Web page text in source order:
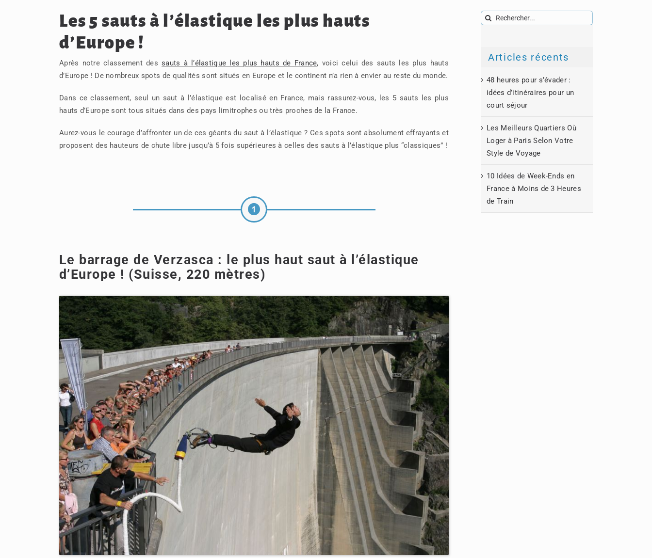
Les 5 sauts à l’élastique les plus hauts
d’Europe !
Après notre classement dessauts à l’élastique les plus hauts de France, voici celui des sauts les plus hauts
d’Europe ! De nombreux spots de qualités sont situés en Europe et le continent n’a rien à envier au reste du monde.
Dans ce classement, seul un saut à l’élastique est localisé en France, mais rassurez-vous, les 5 sauts les plus
hauts d’Europe sont tous situés dans des pays limitrophes ou très proches de la France.
Aurez-vous le courage d’affronter un de ces géants du saut à l’élastique ? Ces spots sont absolument effrayants et
proposent des hauteurs de chute libre jusqu’à 5 fois supérieures à celles des sauts à l’élastique plus “classiques” !
Le barrage de Verzasca : le plus haut saut à l’élastique
d’Europe ! (Suisse, 220 mètres)
Rechercher:
Articles récents
48 heures pour s’évader :
idées d’itinéraires pour un
court séjour
Les Meilleurs Quartiers Où
Loger à Paris Selon Votre
Style de Voyage
10 Idées de Week-Ends en
France à Moins de 3 Heures
de Train